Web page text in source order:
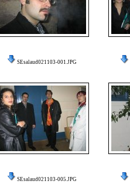
SEsalaud021103-001.JPG
SEsalaud021103-005.JPG